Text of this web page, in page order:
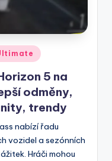
5 na
odměny,
trendy
nabízí řadu
vozidel a sezónních
Hráči mohou